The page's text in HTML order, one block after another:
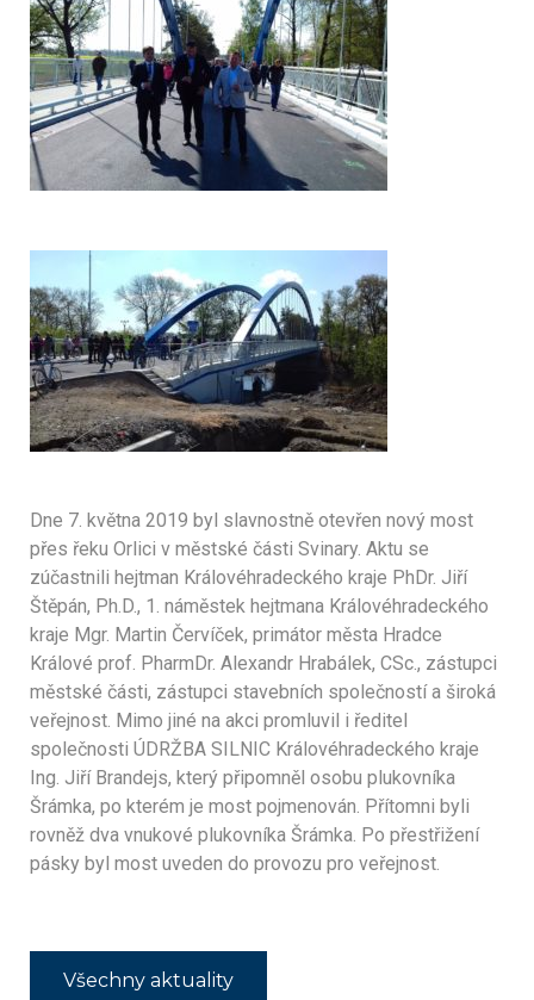
Dne 7. května 2019 byl slavnostně otevřen nový most
přes řeku Orlici v městské části Svinary. Aktu se
zúčastnili hejtman Královéhradeckého kraje PhDr. Jiří
Štěpán, Ph.D., 1. náměstek hejtmana Královéhradeckého
kraje Mgr. Martin Červíček, primátor města Hradce
Králové prof. PharmDr. Alexandr Hrabálek, CSc., zástupci
městské části, zástupci stavebních společností a široká
veřejnost. Mimo jiné na akci promluvil i ředitel
společnosti ÚDRŽBA SILNIC Královéhradeckého kraje
Ing. Jiří Brandejs, který připomněl osobu plukovníka
Šrámka, po kterém je most pojmenován. Přítomni byli
rovněž dva vnukové plukovníka Šrámka. Po přestřižení
pásky byl most uveden do provozu pro veřejnost.
Všechny aktuality